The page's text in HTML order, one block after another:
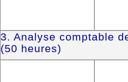
3. Analyse comptable
(50 heures)